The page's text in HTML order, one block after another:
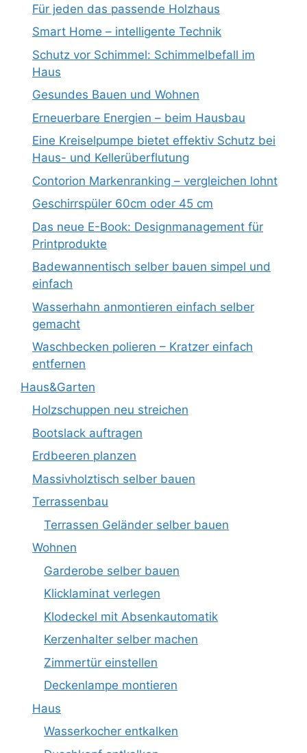
Für jeden das passende Holzhaus
Smart Home – intelligente Technik
Schutz vor Schimmel: Schimmelbefall im
Haus
Gesundes Bauen und Wohnen
Erneuerbare Energien – beim Hausbau
Eine Kreiselpumpe bietet effektiv Schutz bei
Haus- und Kellerüberflutung
Contorion Markenranking – vergleichen lohnt
Geschirrspüler 60cm oder 45 cm
Das neue E-Book: Designmanagement für
Printprodukte
Badewannentisch selber bauen simpel und
einfach
Wasserhahn anmontieren einfach selber
gemacht
Waschbecken polieren – Kratzer einfach
entfernen
Haus&Garten
Holzschuppen neu streichen
Bootslack auftragen
Erdbeeren planzen
Massivholztisch selber bauen
Terrassenbau
Terrassen Geländer selber bauen
Wohnen
Garderobe selber bauen
Klicklaminat verlegen
Klodeckel mit Absenkautomatik
Kerzenhalter selber machen
Zimmertür einstellen
Deckenlampe montieren
Haus
Wasserkocher entkalken